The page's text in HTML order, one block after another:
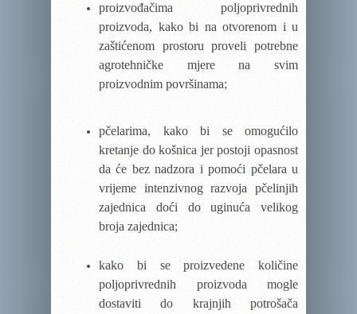
proizvođačima poljoprivrednih
proizvoda, kako bi na otvorenom i u
zaštićenom prostoru proveli potrebne
agrotehničke mjere
na svim
proizvodnim površinama;
pčelarima, kako bi se omogućilo
kretanje do košnica jer postoji opasnost
da će bez nadzora i pomoći pčelara u
vrijeme intenzivnog razvoja pčelinjih
zajednica doći do uginuća velikog
broja zajednica;
kako bi se proizvedene količine
poljoprivrednih proizvoda mogle
dostaviti do krajnjih potrošača